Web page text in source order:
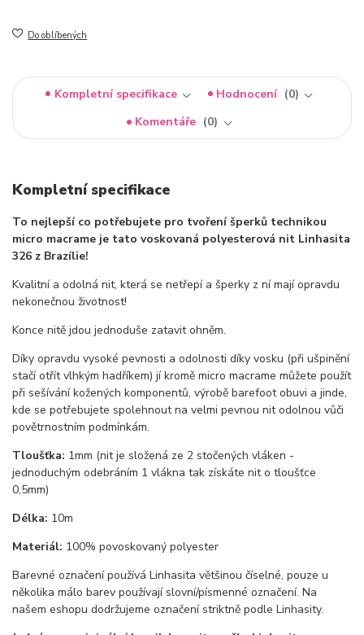
Do oblíbených
Kompletní specifikace Hodnocení
0
Komentáře
0
Kompletní specifikace
To nejlepší co potřebujete pro tvoření šperků technikou
micro macrame je tato voskovaná polyesterová nit Linhasita
326 z Brazílie!
Kvalitní a odolná nit, která se netřepí a šperky z ní mají opravdu
nekonečnou životnost!
Konce nitě jdou jednoduše zatavit ohněm.
Díky opravdu vysoké pevnosti a odolnosti díky vosku (při ušpinění
stačí otřít vlhkým hadříkem) jí kromě micro macrame můžete použít
při sešívání kožených komponentů, výrobě barefoot obuvi a jinde,
kde se potřebujete spolehnout na velmi pevnou nit odolnou vůči
povětrnostním podmínkám.
Tloušťka: 1mm (nit je složená ze 2 stočených vláken -
jednoduchým odebráním 1 vlákna tak získáte nit o tloušťce
0,5mm)
Délka: 10m
Materiál: 100% povoskovaný polyester
Barevné označení používá Linhasita většinou číselné, pouze u
několika málo barev používají slovní/písmenné označení. Na
našem eshopu dodržujeme označení striktně podle Linhasity.